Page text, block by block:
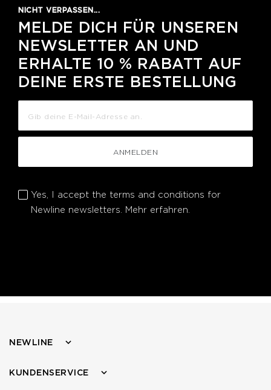
NICHT VERPASSEN...
MELDE DICH FÜR UNSEREN
NEWSLETTER AN UND
ERHALTE 10 % RABATT AUF
DEINE ERSTE BESTELLUNG
ANMELDEN
Yes, I accept the terms and conditions for
Newline newsletters. Mehr erfahren.
NEWLINE
KUNDENSERVICE